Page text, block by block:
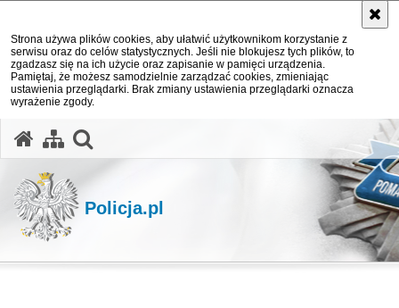
Strona używa plików cookies, aby ułatwić użytkownikom korzystanie z
serwisu oraz do celów statystycznych. Jeśli nie blokujesz tych plików, to
zgadzasz się na ich użycie oraz zapisanie w pamięci urządzenia.
Pamiętaj, że możesz samodzielnie zarządzać cookies, zmieniając
ustawienia przeglądarki. Brak zmiany ustawienia przeglądarki oznacza
wyrażenie zgody.
Policja.pl